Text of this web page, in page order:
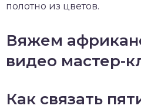
полотно из цветов.
Вяжем
видео мастер-
Как связать